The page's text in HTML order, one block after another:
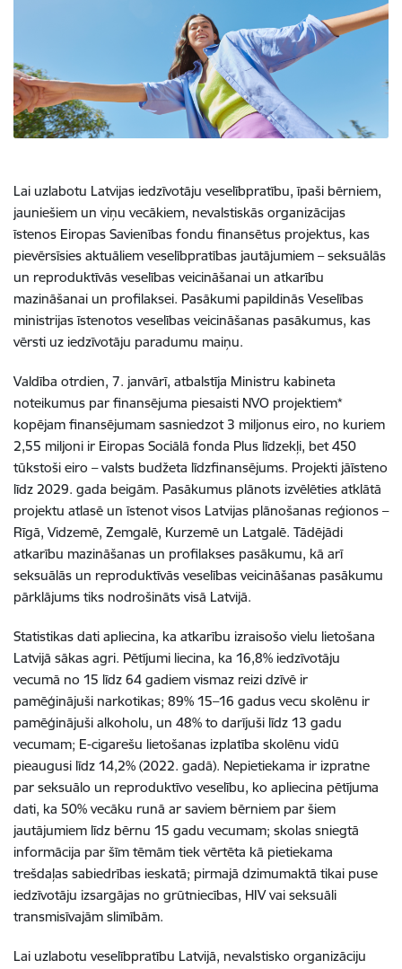
Lai uzlabotu Latvijas iedzīvotāju veselībpratību, īpaši bērniem,
jauniešiem un viņu vecākiem, nevalstiskās organizācijas
īstenos Eiropas Savienības fondu finansētus projektus, kas
pievērsīsies aktuāliem veselībpratības jautājumiem – seksuālās
un reproduktīvās veselības veicināšanai un atkarību
mazināšanai un profilaksei. Pasākumi papildinās Veselības
ministrijas īstenotos veselības veicināšanas pasākumus, kas
vērsti uz iedzīvotāju paradumu maiņu.
Valdība otrdien, 7. janvārī, atbalstīja Ministru kabineta
noteikumus par finansējuma piesaisti NVO projektiem*
kopējam finansējumam sasniedzot 3 miljonus eiro, no kuriem
2,55 miljoni ir Eiropas Sociālā fonda Plus līdzekļi, bet 450
tūkstoši eiro – valsts budžeta līdzfinansējums. Projekti jāīsteno
līdz 2029. gada beigām. Pasākumus plānots izvēlēties atklātā
projektu atlasē un īstenot visos Latvijas plānošanas reģionos –
Rīgā, Vidzemē, Zemgalē, Kurzemē un Latgalē. Tādējādi
atkarību mazināšanas un profilakses pasākumu, kā arī
seksuālās un reproduktīvās veselības veicināšanas pasākumu
pārklājums tiks nodrošināts visā Latvijā.
Statistikas dati apliecina, ka atkarību izraisošo vielu lietošana
Latvijā sākas agri. Pētījumi liecina, ka 16,8% iedzīvotāju
vecumā no 15 līdz 64 gadiem vismaz reizi dzīvē ir
pamēģinājuši narkotikas; 89% 15–16 gadus vecu skolēnu ir
pamēģinājuši alkoholu, un 48% to darījuši līdz 13 gadu
vecumam; E-cigarešu lietošanas izplatība skolēnu vidū
pieaugusi līdz 14,2% (2022. gadā). Nepietiekama ir izpratne
par seksuālo un reproduktīvo veselību, ko apliecina pētījuma
dati, ka 50% vecāku runā ar saviem bērniem par šiem
jautājumiem līdz bērnu 15 gadu vecumam; skolas sniegtā
informācija par šīm tēmām tiek vērtēta kā pietiekama
trešdaļas sabiedrības ieskatā; pirmajā dzimumaktā tikai puse
iedzīvotāju izsargājas no grūtniecības, HIV vai seksuāli
transmisīvajām slimībām.
Lai uzlabotu veselībpratību Latvijā, nevalstisko organizāciju